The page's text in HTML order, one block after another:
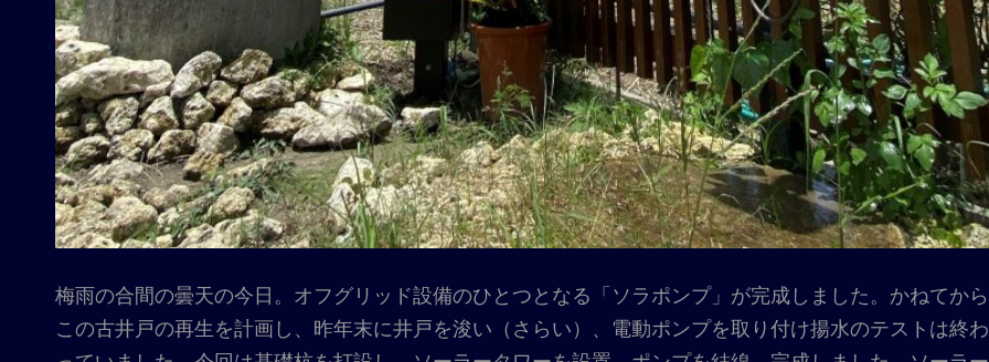
梅雨の合間の曇天の今日。オフグリッド設備のひとつとなる「ソラポンプ」が完成しました。かねてから
この古井戸の再生を計画し、昨年末に井戸を浚い（さらい）、電動ポンプを取り付け揚水のテストは終わ